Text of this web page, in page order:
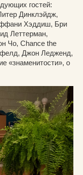
гостей:
Динклэйдж,
Хэддиш, Бри
Леттерман,
Чо, Chance the
Джон Ледженд,
«знаменитости», о